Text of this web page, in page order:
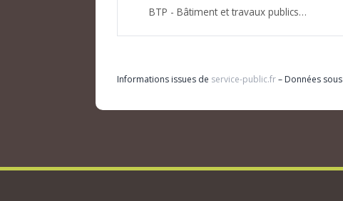
BTP - Bâtiment et travaux publics…
Informations issues de service-public.fr– Données sous